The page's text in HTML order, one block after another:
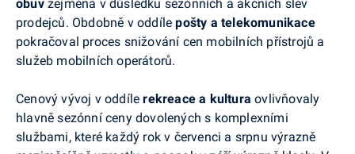
obuvzejména v důsledku sezónních a akčních slev
prodejců. Obdobně v oddílepošty a telekomunikace
pokračoval proces snižování cen mobilních přístrojů a
služeb mobilních operátorů.
Cenový vývoj v oddílerekreace a kultura ovlivňovaly
hlavně sezónní ceny dovolených s komplexními
službami, které každý rok v červenci a srpnu výrazně